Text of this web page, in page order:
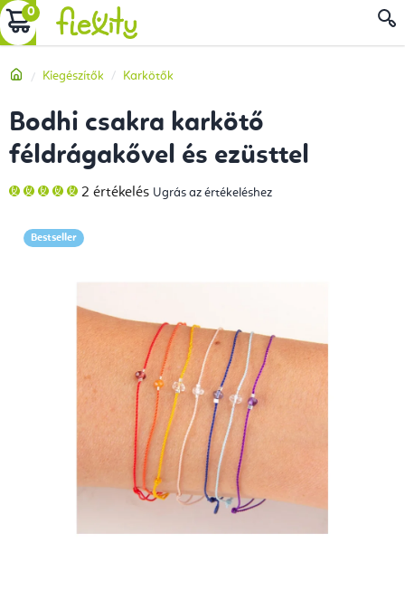
Ugrás
a
tartalomhoz
KOSÁR
Kezdőlap
Kiegészítők Karkötők
Bodhi csakra karkötő
féldrágakővel és ezüsttel
A
termék
5-
ből
2 értékelés Ugrás az értékeléshez
Bestseller